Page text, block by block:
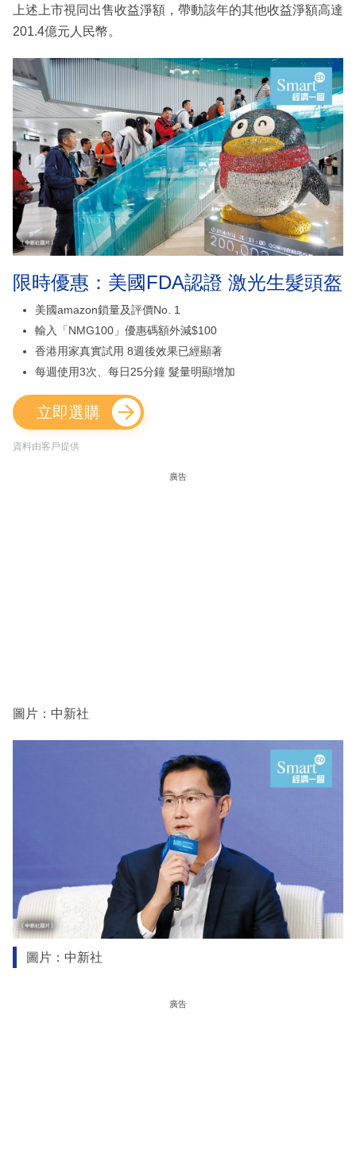
上述上市視同出售收益淨額，帶動該年的其他收益淨額高達
201.4億元人民幣。
限時優惠：美國FDA認證 激光生髮頭盔
美國amazon鎖量及評價No. 1
輸入「NMG100」優惠碼額外減$100
香港用家真實試用 8週後效果已經顯著
每週使用3次、每日25分鐘 髮量明顯增加
立即選購
資料由客戶提供
廣告
圖片：中新社
圖片：中新社
廣告